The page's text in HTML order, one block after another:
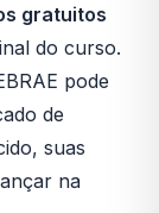
gratuitos
do curso.
pode
de
suas
na